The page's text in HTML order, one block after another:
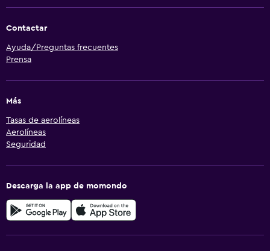
Contactar
Ayuda/Preguntas frecuentes
Prensa
Más
Tasas de aerolíneas
Aerolíneas
Seguridad
Descarga la app de momondo